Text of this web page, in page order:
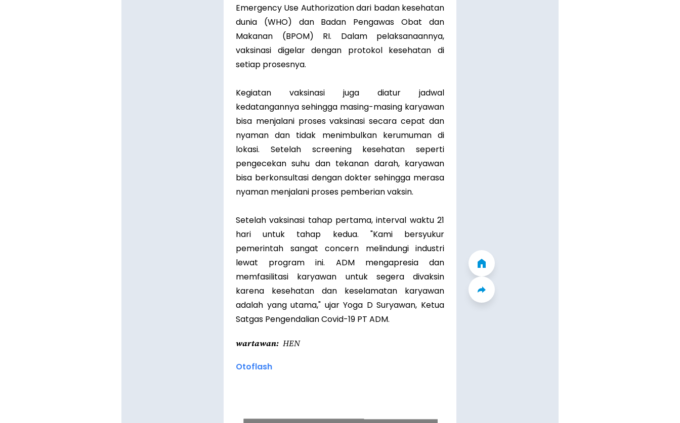
Emergency Use Authorization dari badan kesehatan
dunia (WHO) dan Badan Pengawas Obat dan
Makanan (BPOM) RI. Dalam pelaksanaannya,
vaksinasi digelar dengan protokol kesehatan di
setiap prosesnya.
Kegiatan vaksinasi juga diatur jadwal
kedatangannya sehingga masing-masing karyawan
bisa menjalani proses vaksinasi secara cepat dan
nyaman dan tidak menimbulkan kerumuman di
lokasi. Setelah screening kesehatan seperti
pengecekan suhu dan tekanan darah, karyawan
bisa berkonsultasi dengan dokter sehingga merasa
nyaman menjalani proses pemberian vaksin.
Setelah vaksinasi tahap pertama, interval waktu 21
hari untuk tahap kedua. "Kami bersyukur
pemerintah sangat concern melindungi industri
lewat program ini. ADM mengapresia dan
memfasilitasi karyawan untuk segera divaksin
karena kesehatan dan keselamatan karyawan
adalah yang utama," ujar Yoga D Suryawan, Ketua
Satgas Pengendalian Covid-19 PT ADM.
wartawan HEN
Otoflash